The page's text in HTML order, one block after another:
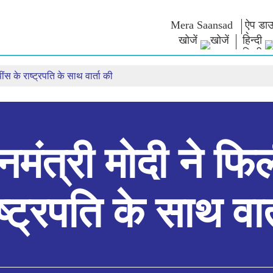
Mera Saansad
ऐप
खोजें
हिन्दी
शासन
साक्षात्कार
ब्लॉग
के राष्ट्रपति के साथ वार्ता की
मोदी ने
के साथ